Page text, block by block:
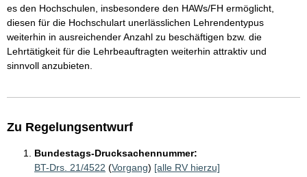
es den Hochschulen, insbesondere den HAWs/FH ermöglicht,
diesen für die Hochschulart unerlässlichen Lehrendentypus
weiterhin in ausreichender Anzahl zu beschäftigen bzw. die
Lehrtätigkeit für die Lehrbeauftragten weiterhin attraktiv und
sinnvoll anzubieten.
Zu Regelungsentwurf
Bundestags-Drucksachennummer:
BT-Drs. 21/4522 (Vorgang) [alle RV hierzu]